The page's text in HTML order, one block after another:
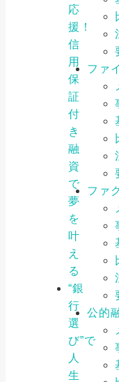
応
援！
信
用
保
証
付
き
融
資
で
夢
を
叶
え
る
“銀
行
選
び”で
人
生
ファ
ファ
公的